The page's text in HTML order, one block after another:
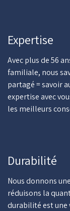
Expertise
Avec plus de 56
familiale, nous
partagé = savoir
expertise avec
les meilleurs
Durabilité
Nous donnons
réduisons la
durabilité est